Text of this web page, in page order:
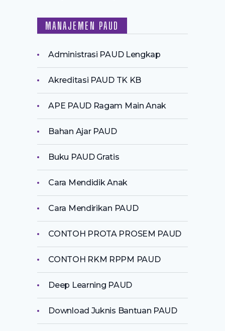
MANAJEMEN PAUD
Administrasi PAUD Lengkap
Akreditasi PAUD TK KB
APE PAUD Ragam Main Anak
Bahan Ajar PAUD
Buku PAUD Gratis
Cara Mendidik Anak
Cara Mendirikan PAUD
CONTOH PROTA PROSEM PAUD
CONTOH RKM RPPM PAUD
Deep Learning PAUD
Download Juknis Bantuan PAUD